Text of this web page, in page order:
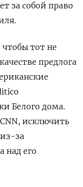
за собой право
тот не
предлога
Белого дома.
исключить
за
над его